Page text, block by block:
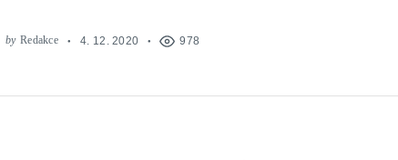
by Redakce 4. 12. 2020 978